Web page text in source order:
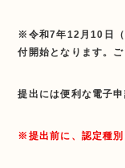
※令和7年12月10日（
付開始となります。ご
提出には便利な電子
※提出前に、認定種別